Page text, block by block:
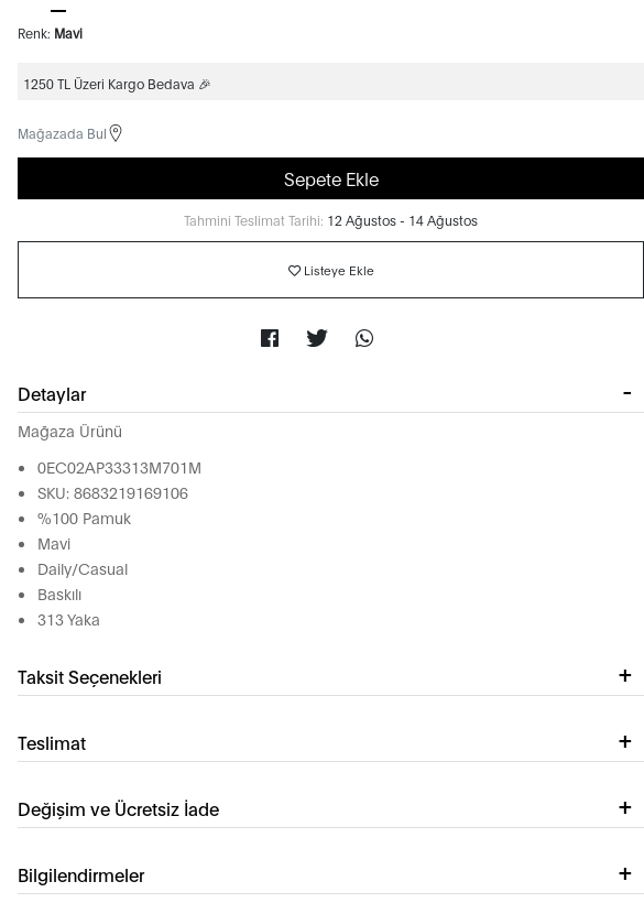
Renk: Mavi
1250 TL Üzeri Kargo Bedava 🎉
Mağazada Bul
Sepete Ekle
Tahmini Teslimat Tarihi: 12 Ağustos - 14 Ağustos
Listeye Ekle
Detaylar
Mağaza Ürünü
0EC02AP33313M701M
SKU: 8683219169106
%100 Pamuk
Mavi
Daily/Casual
Baskılı
313 Yaka
Taksit Seçenekleri
Teslimat
Değişim ve Ücretsiz İade
Bilgilendirmeler